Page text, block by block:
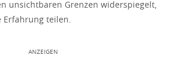
unsichtbaren Grenzen widerspiegelt,
teilen.
ANZEIGEN